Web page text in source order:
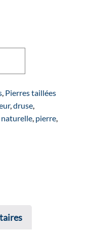
, Pierres taillées
,druse,
naturelle, pierre,